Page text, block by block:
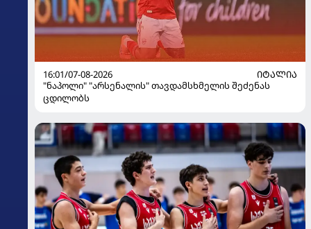
16:01/07-08-2026
ᲘᲢᲐᲚᲘᲐ
"ნაპოლი" "არსენალის" თავდამსხმელის შეძენას
ცდილობს